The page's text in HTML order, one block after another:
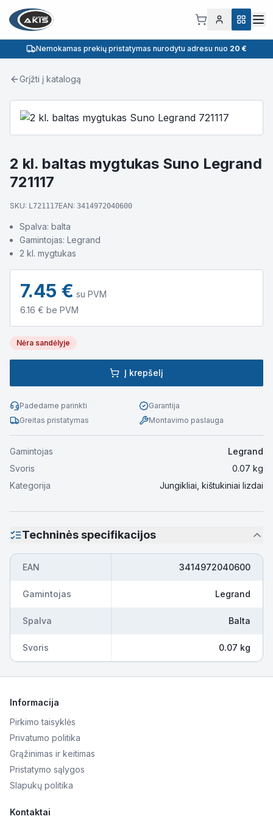
Nemokamas prekių pristatymas nurodytu adresu nuo 20 €
Grįžti į katalogą
2 kl. baltas mygtukas Suno Legrand
721117
SKU: L721117EAN: 3414972040600
Spalva: balta
Gamintojas: Legrand
2 kl. mygtukas
7.45 € su PVM
6.16 € be PVM
Nėra sandėlyje
Į krepšelį
Padedame parinkti
Garantija
Greitas pristatymas
Montavimo paslauga
Gamintojas
Legrand
Svoris
0.07 kg
Kategorija
Jungikliai, kištukiniai lizdai
Techninės specifikacijos
EAN 3414972040600
Gamintojas Legrand
Spalva Balta
Svoris 0.07 kg
Informacija
Pirkimo taisyklės
Privatumo politika
Grąžinimas ir keitimas
Pristatymo sąlygos
Slapukų politika
Kontaktai